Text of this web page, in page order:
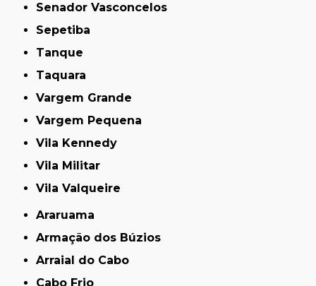
Senador Vasconcelos
Sepetiba
Tanque
Taquara
Vargem Grande
Vargem Pequena
Vila Kennedy
Vila Militar
Vila Valqueire
Araruama
Armação dos Búzios
Arraial do Cabo
Cabo Frio